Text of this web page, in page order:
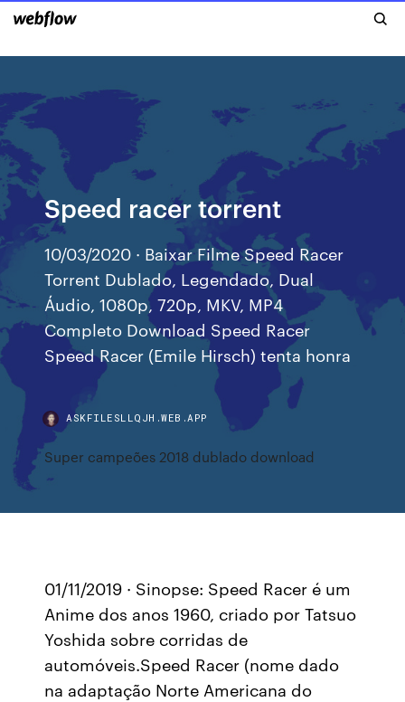
Speed racer torrent
10/03/2020 · Baixar Filme Speed Racer
Torrent Dublado, Legendado, Dual
Áudio, 1080p, 720p, MKV, MP4
Completo Download Speed Racer
Speed Racer (Emile Hirsch) tenta honra
ASKFILESLLQJH.WEB.APP
Super campeões 2018 dublado download
01/11/2019 · Sinopse: Speed Racer é um
Anime dos anos 1960, criado por Tatsuo
Yoshida sobre corridas de
automóveis.Speed Racer (nome dado
na adaptação Norte Americana do